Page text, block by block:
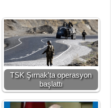
TSK Şırnak'ta operasyon
başlattı